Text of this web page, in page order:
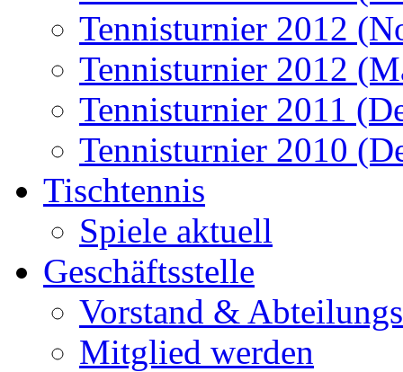
Tennisturnier 2012
Tennisturnier 2012
Tennisturnier 2011
Tennisturnier 2010
Tischtennis
Spiele aktuell
Geschäftsstelle
Vorstand &
Mitglied werden